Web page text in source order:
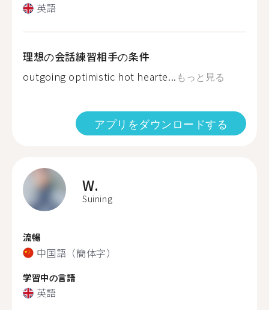
英語
理想の会話練習相手の条件
outgoing optimistic hot hearte... もっと見る
アプリをダウンロードする
W.
Suining
流暢
中国語（簡体字）
学習中の言語
英語